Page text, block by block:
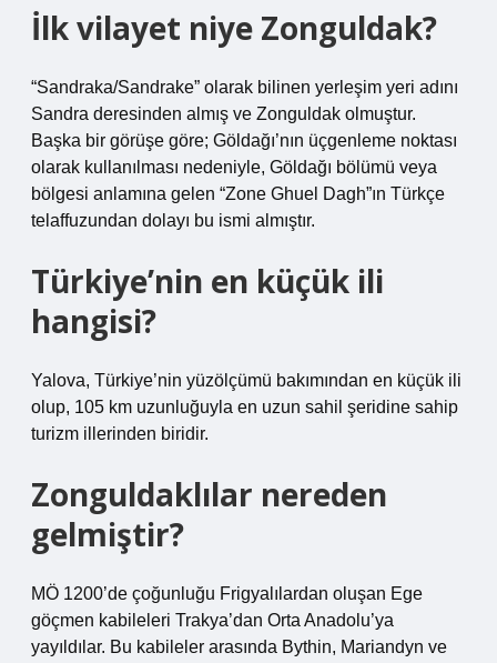
İlk vilayet niye Zonguldak?
“Sandraka/Sandrake” olarak bilinen yerleşim yeri adını
Sandra deresinden almış ve Zonguldak olmuştur.
Başka bir görüşe göre; Göldağı’nın üçgenleme noktası
olarak kullanılması nedeniyle, Göldağı bölümü veya
bölgesi anlamına gelen “Zone Ghuel Dagh”ın Türkçe
telaffuzundan dolayı bu ismi almıştır.
Türkiye’nin en küçük ili
hangisi?
Yalova, Türkiye’nin yüzölçümü bakımından en küçük ili
olup, 105 km uzunluğuyla en uzun sahil şeridine sahip
turizm illerinden biridir.
Zonguldaklılar nereden
gelmiştir?
MÖ 1200’de çoğunluğu Frigyalılardan oluşan Ege
göçmen kabileleri Trakya’dan Orta Anadolu’ya
yayıldılar. Bu kabileler arasında Bythin, Mariandyn ve